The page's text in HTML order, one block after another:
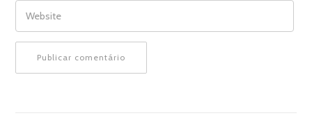
WEBSITE